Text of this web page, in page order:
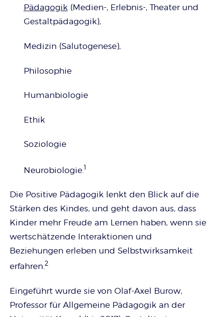
Pädagogik(Medien-, Erlebnis-, Theater und
Gestaltpädagogik),
Medizin (Salutogenese),
Philosophie
Humanbiologie
Ethik
Soziologie
Neurobiologie.1
Die Positive Pädagogik lenkt den Blick auf die
Stärken des Kindes, und geht davon aus, dass
Kinder mehr Freude am Lernen haben, wenn sie
wertschätzende Interaktionen und
Beziehungen erleben und Selbstwirksamkeit
erfahren. 2
Eingeführt wurde sie von Olaf-Axel Burow,
Professor für Allgemeine Pädagogik an der